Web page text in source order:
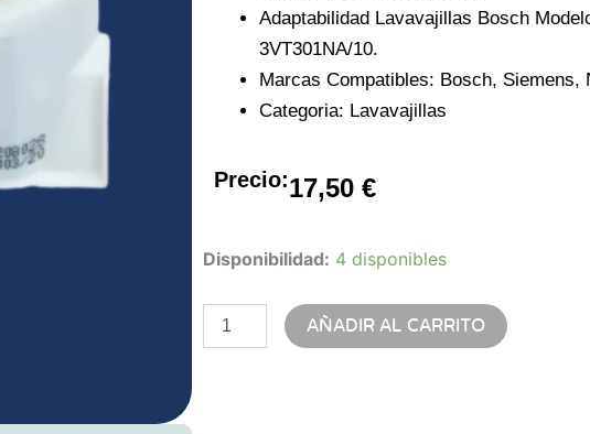
Adaptabilidad Lavavajillas Bosch
3VT301NA/10.
Marcas Compatibles: Bosch, Siemens,
Categoria: Lavavajillas
Precio:17,50€
Disponibilidad: 4 disponibles
Copreci
blp3
AÑADIR AL CARRITO